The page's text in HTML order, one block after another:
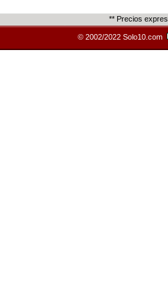
** Precios
© 2002/2022 Solo10.com